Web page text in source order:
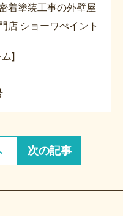
着塗装工事の外壁屋
店 ショーワぺイント
]
次の記事